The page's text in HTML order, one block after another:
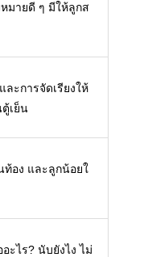
มายดี ๆ มีให้ลูกส
ะการจัดเรียงให้
เย็น
ท้อง และลูกน้อยใ
ะไร? นับยังไง ไม่